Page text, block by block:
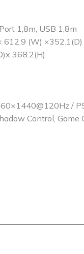
1,8m, USB 1,8m
612.9 (W) ×352.1(D)
368.2(H)
/
Control, Game